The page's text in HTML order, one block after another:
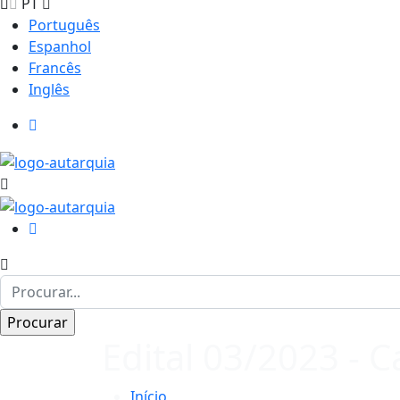
PT
Português
Espanhol
Francês
Inglês